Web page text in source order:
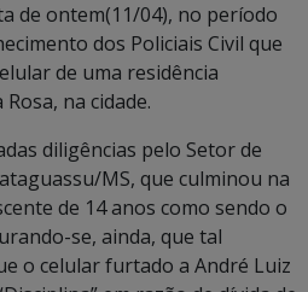
de ontem(11/04), no período
dos Policiais Civil que
de uma residência
na cidade.
diligências pelo Setor de
MS, que culminou na
de 14 anos como sendo o
se, ainda, que tal
o celular furtado a André Luiz